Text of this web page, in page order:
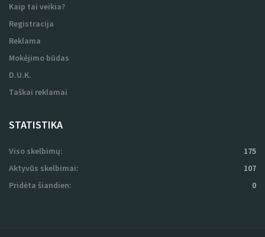
Kaip tai veikia?
Registracija
Reklama
Mokėjimo būdas
D.U.K.
Taškai reklamai
STATISTIKA
Viso skelbimų:
175
Aktyvūs skelbimai:
107
Pridėta šiandien:
0